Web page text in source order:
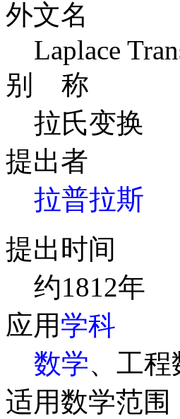
外文名
Laplace
别 称
拉氏变换
提出者
拉普拉斯
提出时间
约1812年
应用学科
数学、工程
适用数学范围